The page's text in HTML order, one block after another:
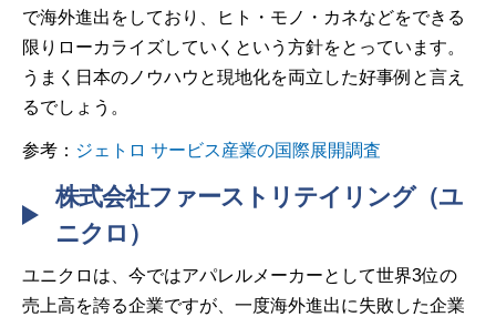
で海外進出をしており、ヒト・モノ・カネなどをできる
限りローカライズしていくという方針をとっています。
うまく日本のノウハウと現地化を両立した好事例と言え
るでしょう。
参考： ジェトロ サービス産業の国際展開調査
株式会社ファーストリテイリング（ユ
ニクロ）
ユニクロは、今ではアパレルメーカーとして世界3位の
売上高を誇る企業ですが、一度海外進出に失敗した企業